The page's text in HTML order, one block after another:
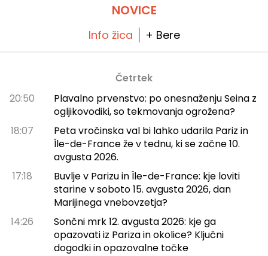
NOVICE
Info žica + Bere
Četrtek
20:50
Plavalno prvenstvo: po onesnaženju Seina z
ogljikovodiki, so tekmovanja ogrožena?
18:07
Peta vročinska val bi lahko udarila Pariz in
Île-de-France že v tednu, ki se začne 10.
avgusta 2026.
17:18
Buvlje v Parizu in Île-de-France: kje loviti
starine v soboto 15. avgusta 2026, dan
Marijinega vnebovzetja?
14:26
Sončni mrk 12. avgusta 2026: kje ga
opazovati iz Pariza in okolice? Ključni
dogodki in opazovalne točke